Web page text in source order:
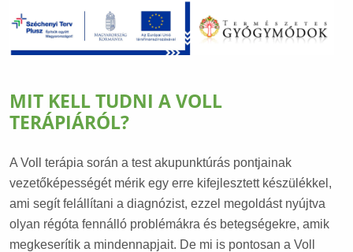
MIT KELL TUDNI A VOLL
TERÁPIÁRÓL?
A Voll terápia során a test akupunktúrás pontjainak
vezetőképességét mérik egy erre kifejlesztett készülékkel,
ami segít felállítani a diagnózist, ezzel megoldást nyújtva
olyan régóta fennálló problémákra és betegségekre, amik
megkeserítik a mindennapjait. De mi is pontosan a Voll